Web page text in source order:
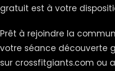
gratuit est à votre
Prêt à rejoindre la
votre séance découverte
sur crossfitgiants.com ou